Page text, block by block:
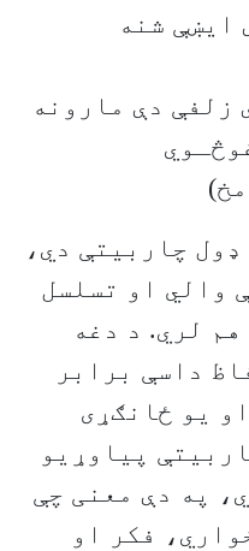
ایښې شنه
زلفې دې مارونه
چاربیتې دي،
والي او تسلسل
لري. د دغه
داسې برابر
یو ځانګړی
پیاوړیو
په دې معنی چې
فکر او